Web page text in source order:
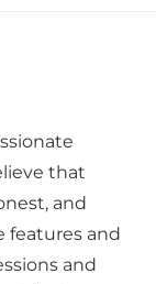
that
and
features and
and